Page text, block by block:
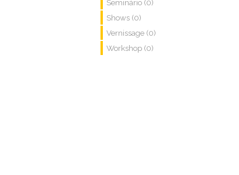
Seminário (0)
Shows (0)
Vernissage (0)
Workshop (0)